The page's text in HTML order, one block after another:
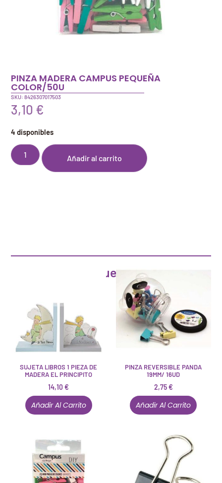
PINZA MADERA CAMPUS PEQUEÑA
COLOR/50U
SKU: 8426307017503
3,10 €
4 disponibles
Añadir al carrito
Artículos que pueden interesarte
SUJETA LIBROS 1 PIEZA DE
MADERA EL PRINCIPITO
14,10€
Añadir Al Carrito
PINZA REVERSIBLE PANDA
19MM/ 16UD
2,75€
Añadir Al Carrito